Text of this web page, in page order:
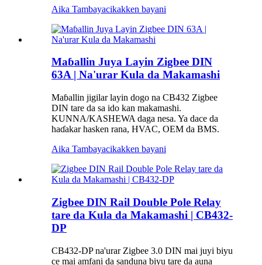
Aika Tambayacikakken bayani
Maɓallin Juya Layin Zigbee DIN
63A | Na'urar Kula da Makamashi
Maɓallin jigilar layin dogo na CB432 Zigbee
DIN tare da sa ido kan makamashi.
KUNNA/KASHEWA daga nesa. Ya dace da
haɗakar hasken rana, HVAC, OEM da BMS.
Aika Tambayacikakken bayani
Zigbee DIN Rail Double Pole Relay
tare da Kula da Makamashi | CB432-
DP
CB432-DP na'urar Zigbee 3.0 DIN mai juyi biyu
ce mai amfani da sanduna biyu tare da auna